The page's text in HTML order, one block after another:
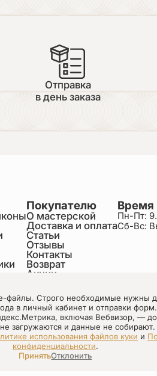
Отправка
в день заказа
Покупателю
О мастерской
Доставка и оплата
Статьи
Отзывы
Контакты
Возврат
Акции
Время
Пн-Пт:
Сб-Вс:
файлы. Строго необходимые нужны
в личный кабинет и отправки форм.
включая Вебвизор, —
загружаются и данные не собирают.
использования файлов куки и
конфиденциальности.
ПринятьОтклонить